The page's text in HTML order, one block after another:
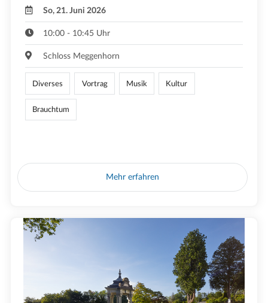
So, 21. Juni 2026
10:00 - 10:45 Uhr
Schloss Meggenhorn
Diverses Vortrag Musik Kultur
Brauchtum
Mehr erfahren